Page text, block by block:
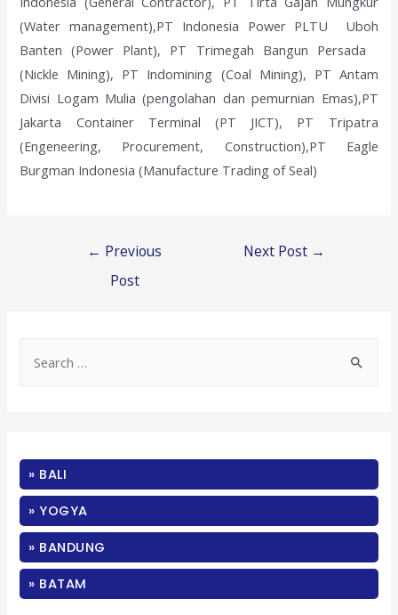
(Water management),PT Indonesia Power PLTU Uboh
Banten (Power Plant), PT Trimegah Bangun Persada
(Nickle Mining), PT Indomining (Coal Mining), PT Antam
Divisi Logam Mulia (pengolahan dan pemurnian Emas),PT
Jakarta Container Terminal (PT JICT), PT Tripatra
(Engeneering, Procurement, Construction),PT Eagle
Burgman Indonesia (Manufacture Trading of Seal)
← Previous
Post
Next Post →
f
o
r
» BALI
» YOGYA
» BANDUNG
» BATAM